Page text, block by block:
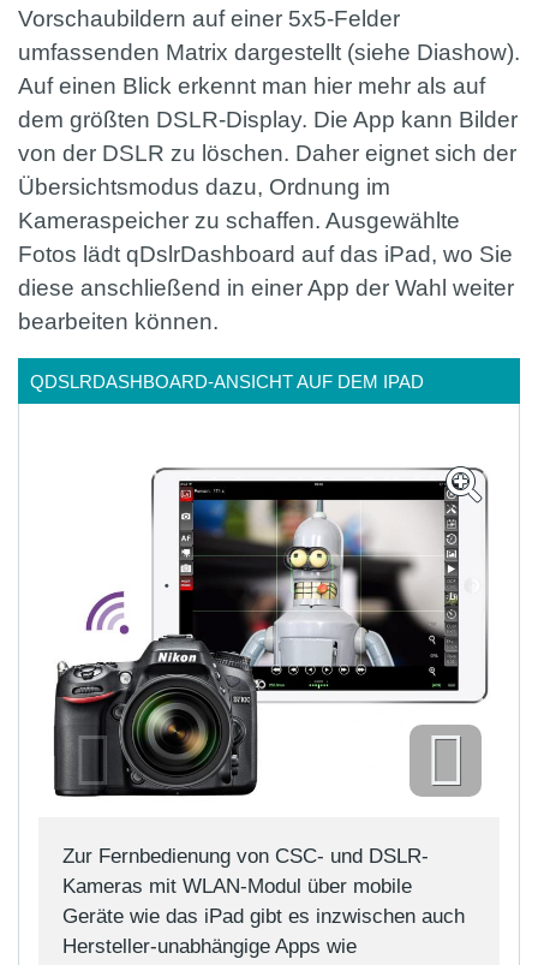
Vorschaubildern auf einer 5x5-Felder
umfassenden Matrix dargestellt (siehe Diashow).
Auf einen Blick erkennt man hier mehr als auf
dem größten DSLR-Display. Die App kann Bilder
von der DSLR zu löschen. Daher eignet sich der
Übersichtsmodus dazu, Ordnung im
Kameraspeicher zu schaffen. Ausgewählte
Fotos lädt qDslrDashboard auf das iPad, wo Sie
diese anschließend in einer App der Wahl weiter
bearbeiten können.
QDSLRDASHBOARD-ANSICHT AUF DEM IPAD
Zur Fernbedienung von CSC- und DSLR-
Kameras mit WLAN-Modul über mobile
Geräte wie das iPad gibt es inzwischen auch
Hersteller-unabhängige Apps wie